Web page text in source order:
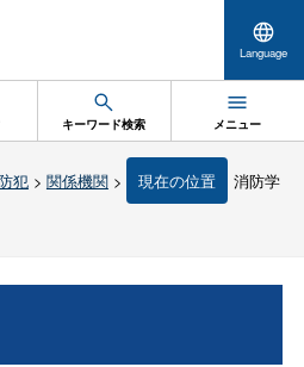
Language
キーワード検索 メニュー
犯> 関係機関> 現在の位置
消防学